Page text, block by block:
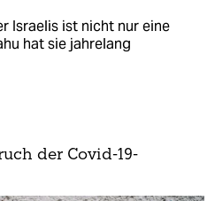
Israelis ist nicht nur eine
hat sie jahrelang
der Covid-19-